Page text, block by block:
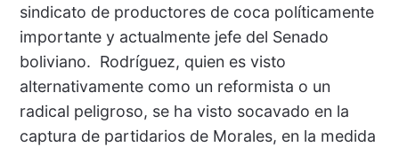
sindicato de productores de coca políticamente
importante y actualmente jefe del Senado
boliviano. Rodríguez, quien es visto
alternativamente como un reformista o un
radical peligroso, se ha visto socavado en la
captura de partidarios de Morales, en la medida